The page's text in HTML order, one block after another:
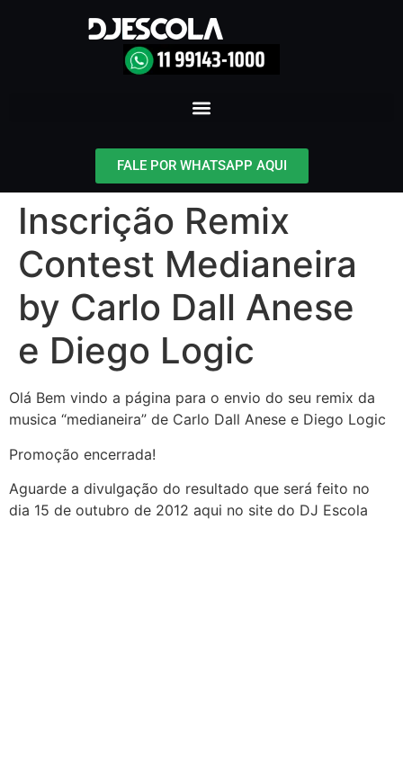
FALE POR WHATSAPP AQUI
Inscrição Remix
Contest Medianeira
by Carlo Dall Anese
e Diego Logic
Olá Bem vindo a página para o envio do seu remix da
musica “medianeira” de Carlo Dall Anese e Diego Logic
Promoção encerrada!
Aguarde a divulgação do resultado que será feito no
dia 15 de outubro de 2012 aqui no site do DJ Escola